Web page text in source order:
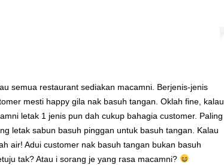
semua restaurant sediakan macamni. Berjenis-jenis
mesti happy gila nak basuh tangan. Oklah fine, kalau
letak 1 jenis pun dah cukup bahagia customer. Paling
letak sabun basuh pinggan untuk basuh tangan. Kalau
air! Adui customer nak basuh tangan bukan basuh
tak? Atau i sorang je yang rasa macamni?